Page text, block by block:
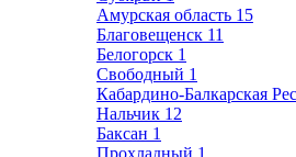
Амурская область 15
Благовещенск 11
Белогорск 1
Свободный 1
Кабардино-Балкарская
Нальчик 12
Баксан 1
Прохладный 1